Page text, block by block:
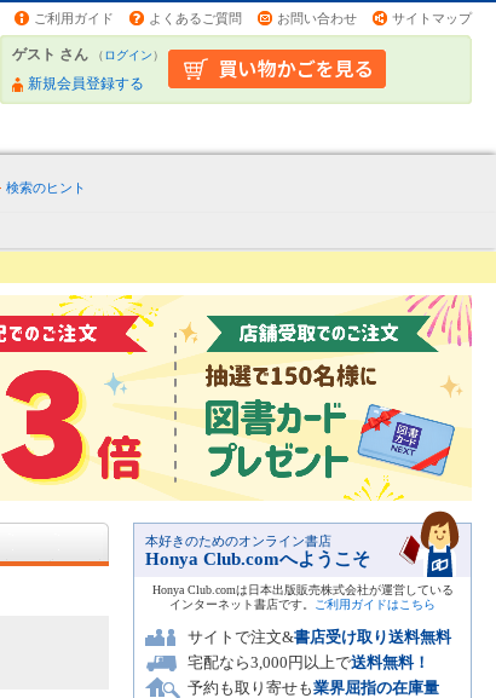
ご利用ガイド よくあるご質問 お問い合わせ サイトマップ
ゲスト さん （ログイン）
新規会員登録する
検索のヒント
本好きのためのオンライン書店
Honya Club.comへようこそ
Honya Club.comは日本出版販売株式会社が運営している
インターネット書店です。
ご利用ガイドはこちら
サイトで注文&書店受け取り送料無料
宅配なら3,000円以上で送料無料！
予約も取り寄せも業界屈指の在庫量